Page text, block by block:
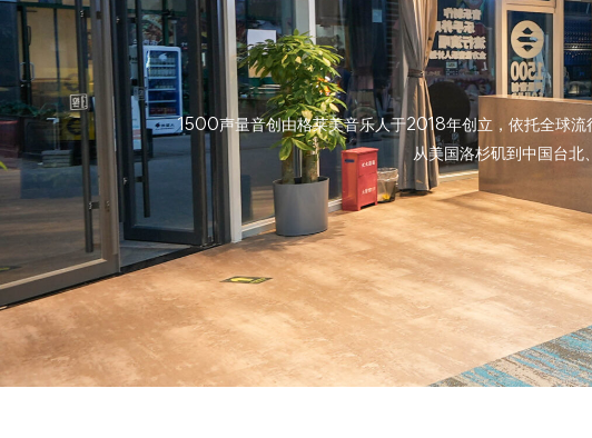
1500声量音创由格莱美音乐人于2018年创立，依托全球流
从美国洛杉矶到中国台